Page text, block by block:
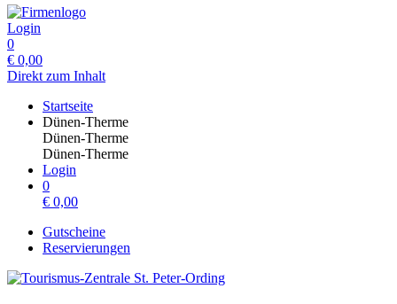
Login
0
€ 0,00
Direkt zum Inhalt
Startseite
Dünen-Therme
Dünen-Therme
Dünen-Therme
Login
0
€ 0,00
Gutscheine
Reservierungen